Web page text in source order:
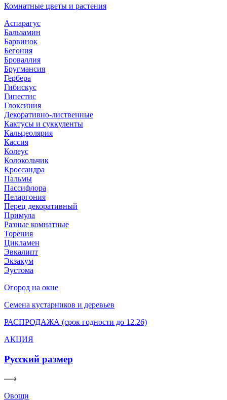
Комнатные цветы и растения
Аспарагус
Бальзамин
Барвинок
Бегония
Броваллия
Бругмансия
Гербера
Гибискус
Гипестис
Глоксиния
Декоративно-лиственные
Кактусы и суккуленты
Кальцеолярия
Кассия
Колеус
Колокольчик
Кроссандра
Пальмы
Пассифлора
Пеларгония
Перец декоративный
Примула
Разные комнатные
Торения
Цикламен
Эвкалипт
Экзакум
Эустома
Огород на окне
Семена кустарников и деревьев
РАСПРОДАЖА (срок годности до 12.26)
АКЦИЯ
Русский размер
Овощи